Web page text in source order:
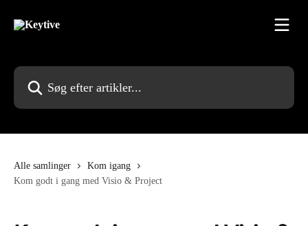
Søg efter artikler...
Alle samlinger
Kom igang
Kom godt i gang med Visio & Project